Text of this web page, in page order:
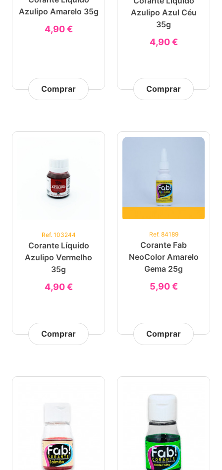
Azulipo Amarelo 35g
4,90 €
Comprar
Azulipo Azul Céu
35g
4,90 €
Comprar
Ref. 103244
Corante Líquido
Azulipo Vermelho
35g
4,90 €
Comprar
Ref. 84189
Corante Fab
NeoColor Amarelo
Gema 25g
5,90 €
Comprar